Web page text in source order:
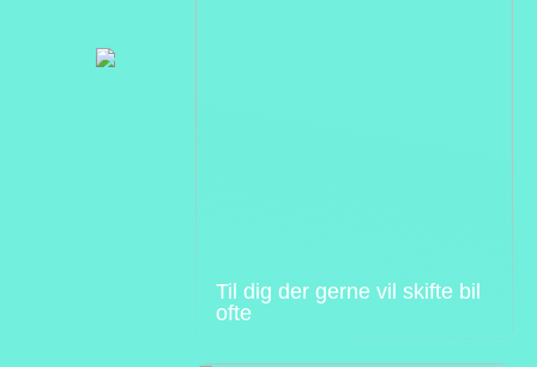
Til dig der gerne vil skifte bil
ofte